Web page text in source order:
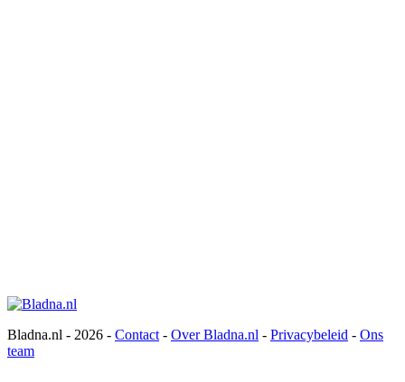
Bladna.nl - 2026 - Contact - Over Bladna.nl - Privacybeleid - Ons
team